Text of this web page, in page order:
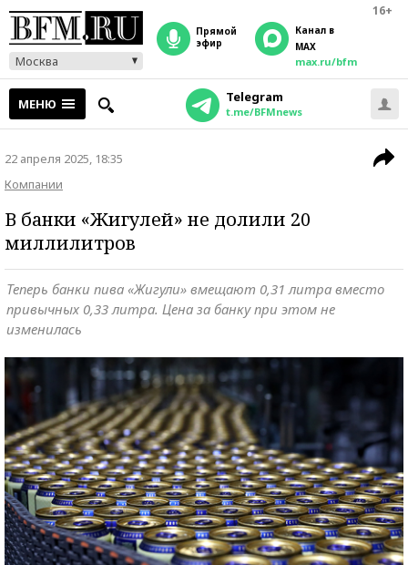
16+
Москва
прямой
эфир
Канал в
MAX
max.ru/bfm
МЕНЮ Telegram
t.me/BFMnews
22 апреля 2025, 18:35
Компании
В банки «Жигулей» не долили 20
миллилитров
Теперь банки пива «Жигули» вмещают 0,31 литра вместо
привычных 0,33 литра. Цена за банку при этом не
изменилась